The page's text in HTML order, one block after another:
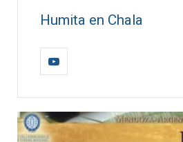
Humita en Chala